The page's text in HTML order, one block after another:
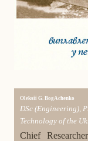
Oleksii G. BogAchenko
DSc (Engineering),
Technology of the
Chief